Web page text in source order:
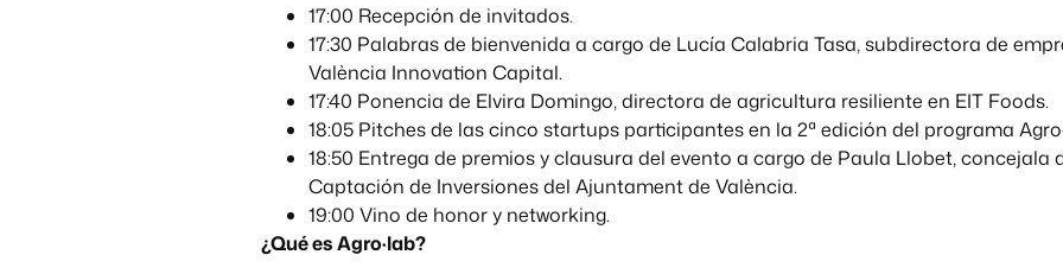
17:00 Recepción de invitados.
17:30 Palabras de bienvenida a cargo de Lucía Calabria Tasa, subdirectora de
València Innovation Capital.
17:40 Ponencia de Elvira Domingo, directora de agricultura resiliente en EIT Foods.
18:05 Pitches de las cinco startups participantes en la 2ª edición del programa
18:50 Entrega de premios y clausura del evento a cargo de Paula Llobet, concejala
Captación de Inversiones del Ajuntament de València.
19:00 Vino de honor y networking.
¿Qué es Agro·lab?